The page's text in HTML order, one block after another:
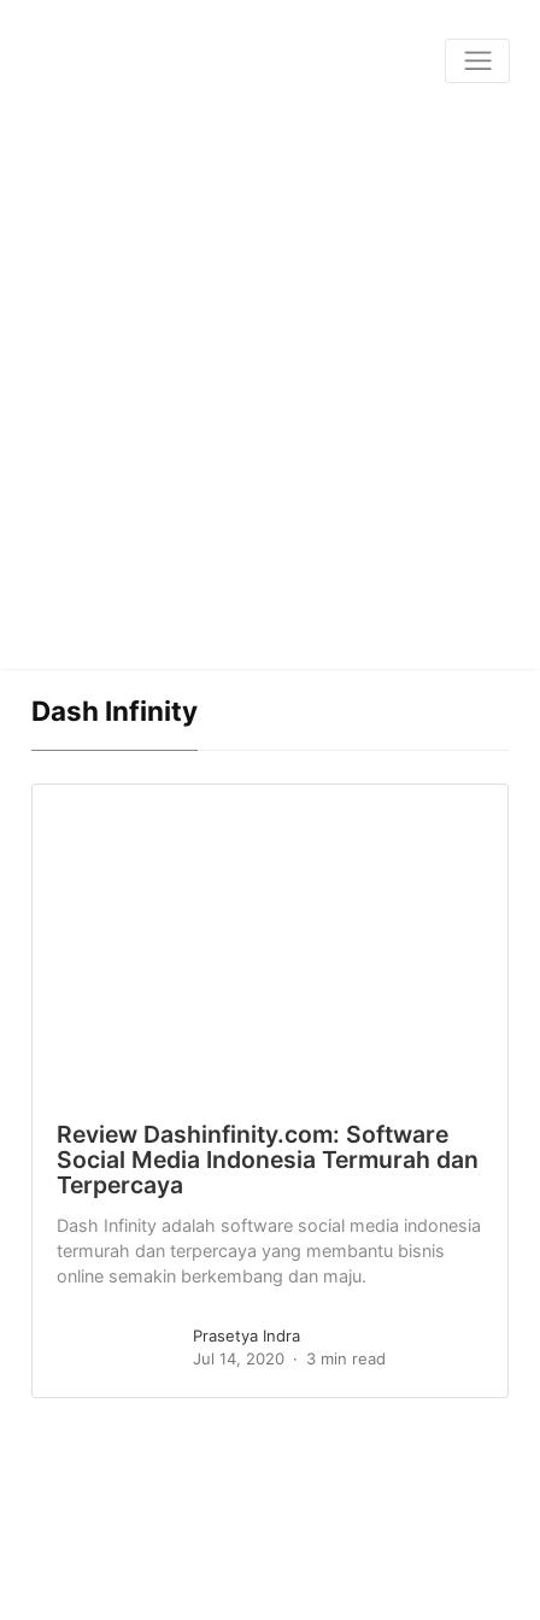
Dash Infinity
Review Dashinfinity.com: Software
Social Media Indonesia Termurah dan
Terpercaya
Dash Infinity adalah software social media indonesia
termurah dan terpercaya yang membantu bisnis
online semakin berkembang dan maju.
Prasetya Indra
Jul 14, 2020
3 min read